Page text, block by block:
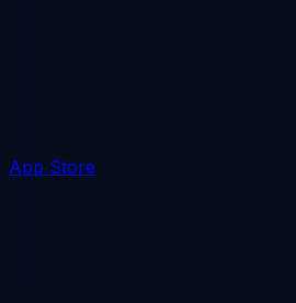
App Store